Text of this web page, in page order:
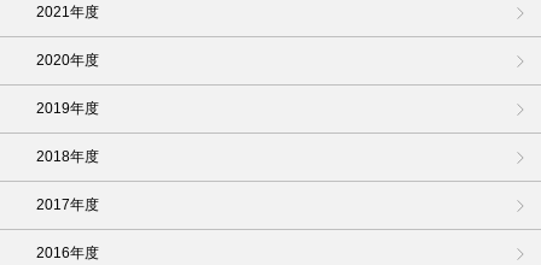
2021年度
2020年度
2019年度
2018年度
2017年度
2016年度